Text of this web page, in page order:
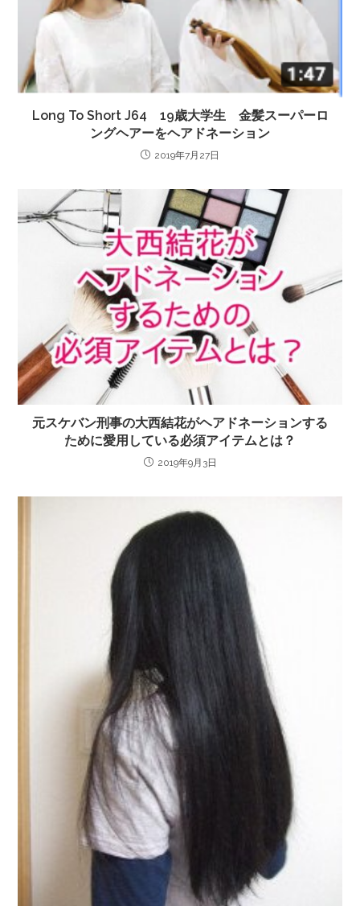
Long To Short J64 19歳大学生 金髪スーパーロ
ングヘアーをヘアドネーション
2019年7月27日
元スケバン刑事の大西結花がヘアドネーションする
ために愛用している必須アイテムとは？
2019年9月3日